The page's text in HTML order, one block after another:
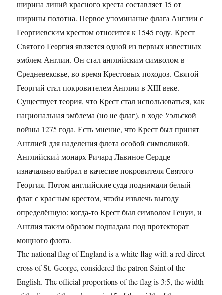
ширина линий красного креста составляет 15 от
ширины полотна. Первое упоминание флага Англии с
Георгиевским крестом относится к 1545 году. Крест
Святого Георгия является одной из первых известных
эмблем Англии. Он стал английским символом в
Средневековье, во время Крестовых походов. Святой
Георгий стал покровителем Англии в ХІІІ веке.
Существует теория, что Крест стал использоваться, как
национальная эмблема (но не флаг), в ходе Уэльской
войны 1275 года. Есть мнение, что Крест был принят
Англией для наделения флота особой символикой.
Английский монарх Ричард Львиное Сердце
изначально выбрал в качестве покровителя Святого
Георгия. Потом английские суда поднимали белый
флаг с красным крестом, чтобы извлечь выгоду
определённую: когда-то Крест был символом Генуи, и
Англия таким образом подпадала под протекторат
мощного флота.
The national flag of England is a white flag with a red direct
cross of St. George, considered the patron Saint of the
English. The official proportions of the flag is 3:5, the width